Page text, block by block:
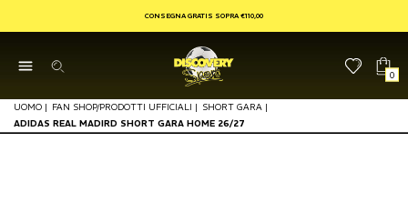
CONSEGNA GRATIS SOPRA €110,00
0
UOMO | FAN SHOP/PRODOTTI UFFICIALI | SHORT GARA |
ADIDAS REAL MADIRD SHORT GARA HOME 26/27